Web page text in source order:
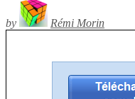
by Rémi Morin